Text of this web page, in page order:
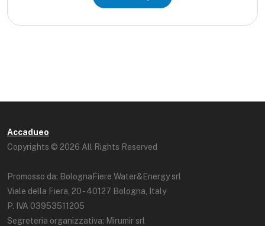
Accadueo
Copyrights © 2026 All Rights Reserved
Promosso da: BolognaFiere Water&Energy srl
Viale della Fiera, 20 - 40127 Bologna, Italy
P. IVA 03953511205
Segreteria organizzativa: Mirumir srl